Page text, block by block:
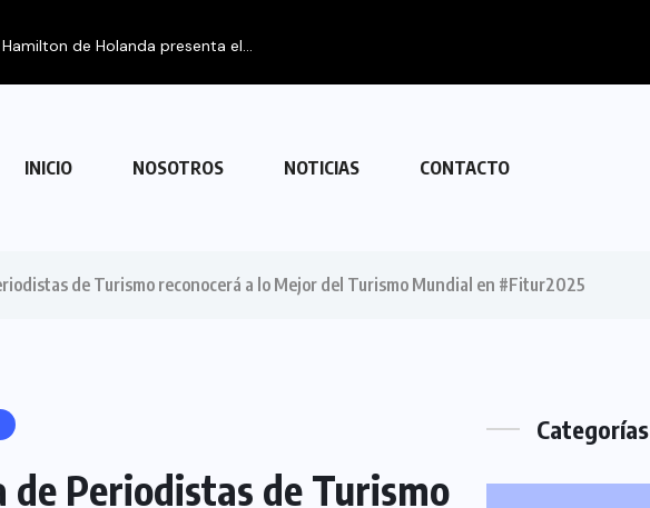
de Holanda presenta el...
INICIO NOSOTROS NOTICIAS CONTACTO
de Turismo reconocerá a lo Mejor del Turismo Mundial en #Fitur2025
de Periodistas de Turismo
Categorías